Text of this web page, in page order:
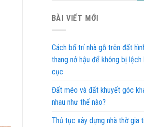
BÀI VIẾT MỚI
Cách bố trí nhà gỗ trên đất
thang nở hậu để không bị lệch
cục
Đất méo và đất khuyết góc
nhau như thế nào?
Thủ tục xây dựng nhà thờ gia